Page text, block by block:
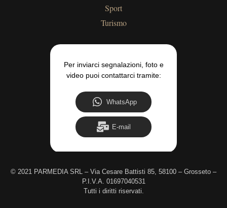
Sport
Turismo
Per inviarci segnalazioni, foto e
video puoi contattarci tramite:
WhatsApp
E-mail
© 2021 PARMEDIA SRL – Via Cesare Battisti 85, 58100 – Grosseto –
P.I.V.A. 01697040531
Tutti i diritti riservati.